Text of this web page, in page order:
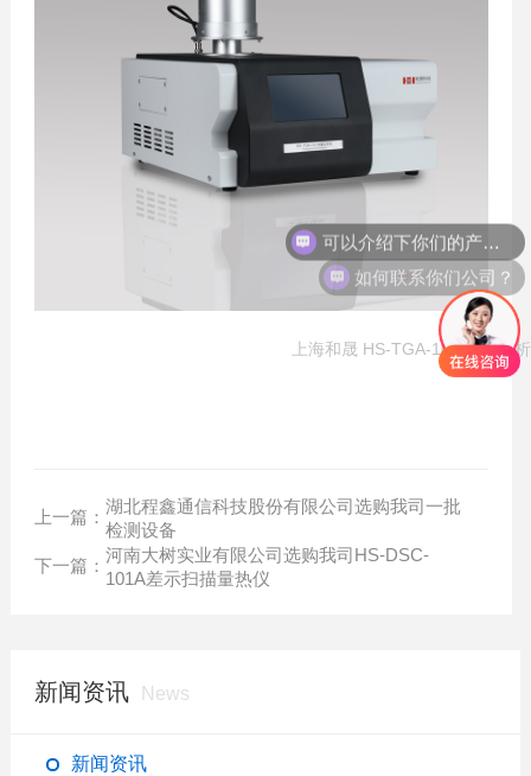
上海和晟 HS-TGA-101 热重分
上一篇：
湖北程鑫通信科技股份有限公司选购我司一批
检测设备
下一篇：
河南大树实业有限公司选购我司HS-DSC-
101A差示扫描量热仪
新闻资讯 News
新闻资讯
可以介绍下你们的产品么？
如何联系你们公司？